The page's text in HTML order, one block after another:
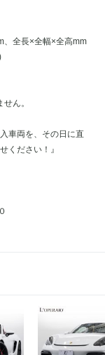
、全長×全幅×全高mm
ん。
車両を、その日に直
ください！』